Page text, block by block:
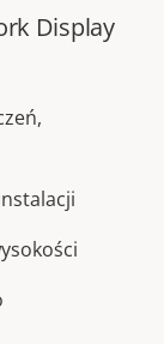
Display